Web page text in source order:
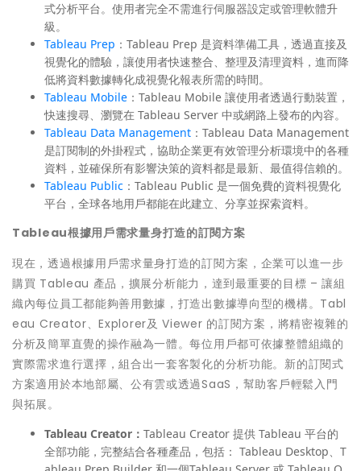
式分析平台。使用者完全不需進行伺服器設定或管理軟體升
級。
Tableau Prep ：Tableau Prep 是資料準備工具，透過直接及
視覺化的體驗，讓使用者快速整合、整理及清理資料，進而降
低將資料數據轉化成視覺化報表所需的時間。
Tableau Mobile ：Tableau Mobile 讓使用者透過行動裝置，
快速搜尋、瀏覽在 Tableau Server 中或網路上發布的內容。
Tableau Data Management ：Tableau Data Management
是訂閱制的外掛程式，協助企業更有效管理分析環境中的各種
資料，並確保所有影響決策的資料都是最新、最值得信賴的。
Tableau Public ：Tableau Public 是一個免費的資料視覺化
平台，全球各地用戶都能在此建立、分享並探索資料。
Tableau根據用戶需求量身打造的訂閱方案
現在，透過根據用戶需求量身打造的訂閱方案，企業可以進一步
購買 Tableau 產品，擴展分析能力，達到最重要的目標 – 讓組
織內每位員工都能夠善用數據，打造出數據導向型的機構。Tabl
eau Creator、Explorer及 Viewer 的訂閱方案，將精密複雜的
分析及簡單直覺的操作融為一體。每位用戶都可依據整體組織的
實際需求進行選擇，組合出一套客製化的分析功能。新的訂閱式
方案適用於本地部屬、公有雲或透過SaaS，幫助客戶輕鬆入門
與拓展。
Tableau Creator ： Tableau Creator 提供 Tableau 平台的
全部功能，完整結合各種產品，包括： Tableau Desktop、T